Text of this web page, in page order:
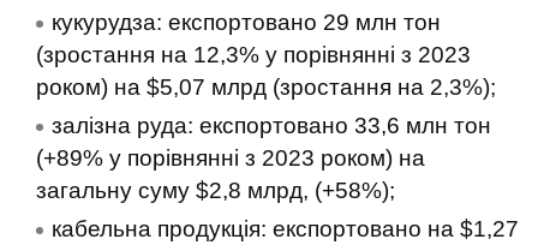
кукурудза: експортовано 29 млн тон
(зростання на 12,3% у порівнянні з 2023
роком) на $5,07 млрд (зростання на 2,3%);
залізна руда: експортовано 33,6 млн тон
(+89% у порівнянні з 2023 роком) на
загальну суму $2,8 млрд, (+58%);
кабельна продукція: експортовано на $1,27